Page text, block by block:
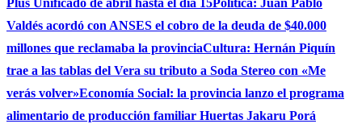
Plus Unificado de abril hasta el día 15Política: Juan Pablo
Valdés acordó con ANSES el cobro de la deuda de $40.000
millones que reclamaba la provinciaCultura: Hernán Piquín
trae a las tablas del Vera su tributo a Soda Stereo con «Me
verás volver»Economía Social: la provincia lanzo el programa
alimentario de producción familiar Huertas Jakaru Porá